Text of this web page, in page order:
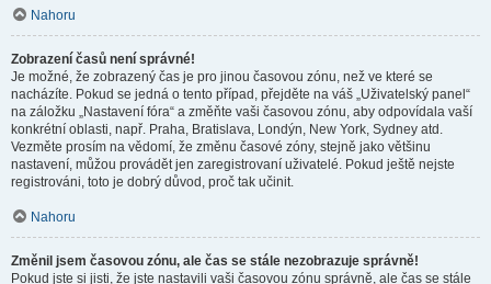
Nahoru
Zobrazení časů není správné!
Je možné, že zobrazený čas je pro jinou časovou zónu, než ve které se
nacházíte. Pokud se jedná o tento případ, přejděte na váš „Uživatelský panel“
na záložku „Nastavení fóra“ a změňte vaši časovou zónu, aby odpovídala vaší
konkrétní oblasti, např. Praha, Bratislava, Londýn, New York, Sydney atd.
Vezměte prosím na vědomí, že změnu časové zóny, stejně jako většinu
nastavení, můžou provádět jen zaregistrovaní uživatelé. Pokud ještě nejste
registrováni, toto je dobrý důvod, proč tak učinit.
Nahoru
Změnil jsem časovou zónu, ale čas se stále nezobrazuje správně!
Pokud jste si jisti, že jste nastavili vaši časovou zónu správně, ale čas se stále